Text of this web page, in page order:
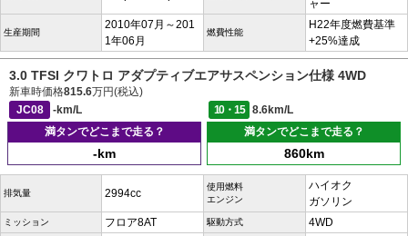
ャー
生産期間
2010年07月～201
1年06月
燃費性能
H22年度燃費基準
+25%達成
3.0 TFSI クワトロ アダプティブエアサスペンション仕様 4WD
新車時価格815.6万円(税込)
JC08
-km/L 10・15
8.6km/L
満タンでどこまで走る？
-km
満タンでどこまで走る？
860km
排気量 2994cc
使用燃料
エンジン
ハイオク
ガソリン
ミッション フロア8AT 駆動方式 4WD